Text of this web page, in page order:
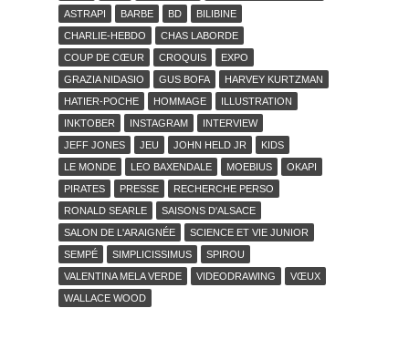
ASTRAPI
BARBE BD
BILIBINE
CHARLIE-HEBDO
CHAS LABORDE
COUP DE CŒUR
CROQUIS
EXPO
GRAZIA NIDASIO
GUS BOFA
HARVEY KURTZMAN
HATIER-POCHE
HOMMAGE
ILLUSTRATION
INKTOBER
INSTAGRAM
INTERVIEW
JEFF JONES
JEU JOHN HELD JR
KIDS
LE MONDE
LEO BAXENDALE MOEBIUS
OKAPI
PIRATES
PRESSE
RECHERCHE PERSO
RONALD SEARLE
SAISONS D'ALSACE
SALON DE L'ARAIGNÉE
SCIENCE ET VIE JUNIOR
SEMPÉ
SIMPLICISSIMUS
SPIROU
VALENTINA MELA VERDE
VIDEODRAWING
VŒUX
WALLACE WOOD